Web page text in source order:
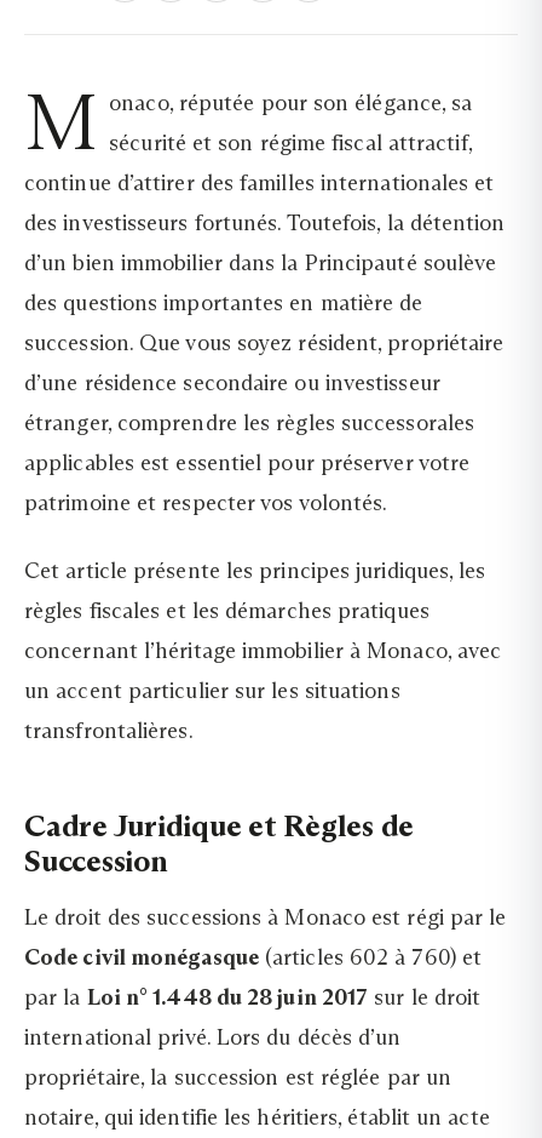
M onaco, réputée pour son élégance, sa
sécurité et son régime fiscal attractif,
continue d’attirer des familles internationales et
des investisseurs fortunés. Toutefois, la détention
d’un bien immobilier dans la Principauté soulève
des questions importantes en matière de
succession. Que vous soyez résident, propriétaire
d’une résidence secondaire ou investisseur
étranger, comprendre les règles successorales
applicables est essentiel pour préserver votre
patrimoine et respecter vos volontés.
Cet article présente les principes juridiques, les
règles fiscales et les démarches pratiques
concernant l’héritage immobilier à Monaco, avec
un accent particulier sur les situations
transfrontalières.
Cadre Juridique et Règles de
Succession
Le droit des successions à Monaco est régi par le
Code civil monégasque(articles 602 à 760) et
par la Loi n° 1.448 du 28 juin 2017 sur le droit
international privé. Lors du décès d’un
propriétaire, la succession est réglée par un
notaire, qui identifie les héritiers, établit un acte